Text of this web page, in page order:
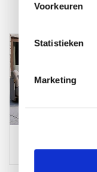
Voorkeuren
Statistieken
Marketing